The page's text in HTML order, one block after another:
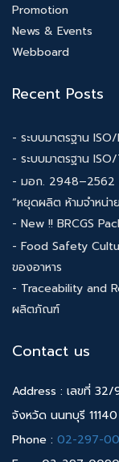
Promotion
News & Events
Webboard
Recent Posts
- ระบบมาตรฐาน
- ระบบมาตรฐาน
- มอก. 2948–2562
“หยุดผลิต ห้ามจำหน่า
- New !! BRCGS
- Food Safety
ของอาหาร
- Traceability and
ผลิตภัณฑ์
Contact us
Address : เลขที่ 32/
จังหวัด นนทบุรี 11140
Phone : 02-297-